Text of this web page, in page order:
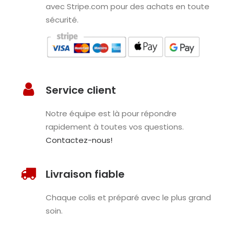
avec Stripe.com pour des achats en toute
sécurité.
Service client
Notre équipe est là pour répondre
rapidement à toutes vos questions.
Contactez-nous!
Livraison fiable
Chaque colis et préparé avec le plus grand
soin.